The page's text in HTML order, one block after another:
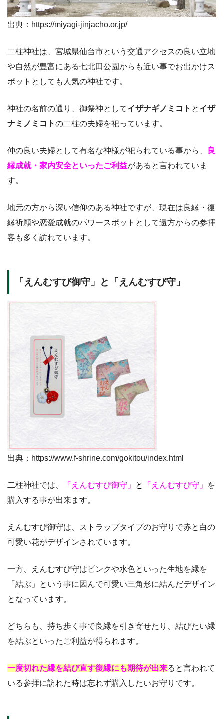
出典：https://miyagi-jinjacho.or.jp/
二柱神社は、宮城県仙台市という交通アクセスの良い立地
や自然が豊富にある七北田公園からも近い事でお出かけス
ポットとしても人気の神社です。
神社の名前の通り、御祭神としてイザナギノミコト と イザ
ナミノミコトの二柱の夫婦を祀っています。
仲の良い夫婦として有名な神様が祀られている事から、
良
縁成就・家内安全といったご利益があると言われていま
す。
地元の方から深い信仰のある神社ですが、現在は良縁・復
縁祈願や恋愛成就のパワースポットとして遠方からの参拝
客も多く訪れています。
「えんむすび御守」と「えんむすび守」
出典：https://www.f-shrine.com/gokitou/index.html
二柱神社では、 「えんむすび御守」 と 「えんむすび守」
を
購入する事が出来ます。
えんむすび御守は、ストラップタイプのお守りで赤と白の
可愛い花がデザインされています。
一方、えんむすび守はピンクや水色といった生地を縁を
「結ぶ」という事に因んで可愛い三角形に結んだデザイン
となっています。
どちらも、持ち歩く事で良縁を引き寄せたり、結びたい縁
を結ぶといったご利益が得られます。
一度切れた縁を結び直す復縁にも期待が出来ると言われて
いる参拝に訪れた時は忘れず購入したいお守りです。